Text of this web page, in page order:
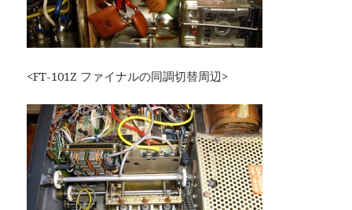
<FT-101Z ファイナルの同調切替周辺>